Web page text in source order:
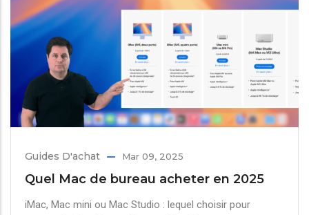
Guides D'achat Mar 09, 2025
Quel Mac de bureau acheter en 2025
iMac, Mac mini ou Mac Studio : lequel choisir pour